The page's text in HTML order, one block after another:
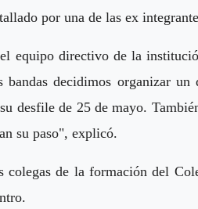
por una de las ex
equipo directivo de la
bandas decidimos organizar
desfile de 25 de mayo.
su paso", explicó.
colegas de la formación del